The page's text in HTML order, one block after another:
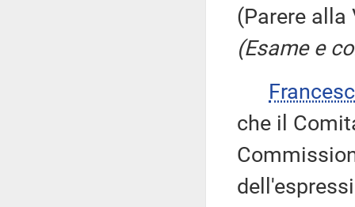
(Parere alla
(Esame e
che il